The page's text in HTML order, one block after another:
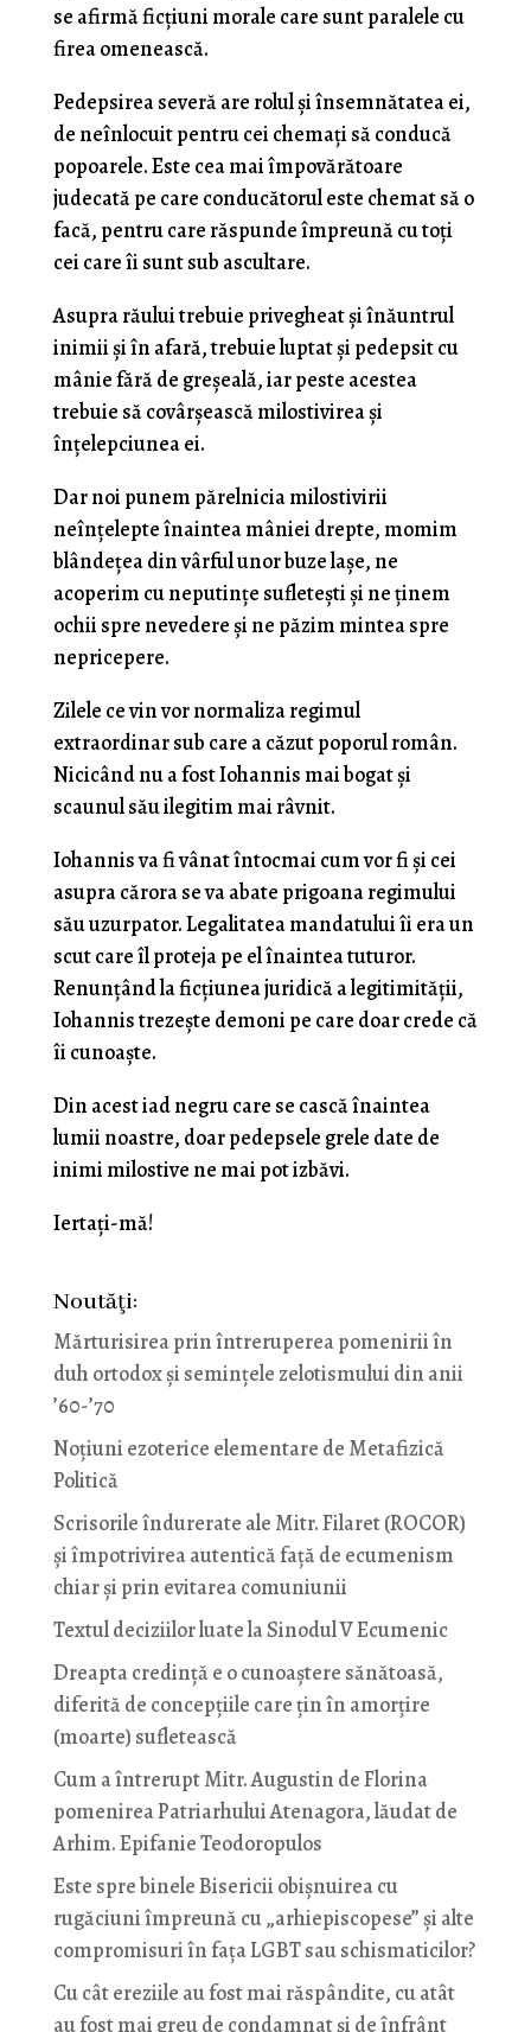
se afirmă ficțiuni morale care sunt paralele cu
firea omenească.
Pedepsirea severă are rolul și însemnătatea ei,
de neînlocuit pentru cei chemați să conducă
popoarele. Este cea mai împovărătoare
judecată pe care conducătorul este chemat să o
facă, pentru care răspunde împreună cu toți
cei care îi sunt sub ascultare.
Asupra răului trebuie privegheat și înăuntrul
inimii și în afară, trebuie luptat și pedepsit cu
mânie fără de greșeală, iar peste acestea
trebuie să covârșească milostivirea și
înțelepciunea ei.
Dar noi punem părelnicia milostivirii
neînțelepte înaintea mâniei drepte, momim
blândețea din vârful unor buze lașe, ne
acoperim cu neputințe sufletești și ne ținem
ochii spre nevedere și ne păzim mintea spre
nepricepere.
Zilele ce vin vor normaliza regimul
extraordinar sub care a căzut poporul român.
Nicicând nu a fost Iohannis mai bogat și
scaunul său ilegitim mai râvnit.
Iohannis va fi vânat întocmai cum vor fi și cei
asupra cărora se va abate prigoana regimului
său uzurpator. Legalitatea mandatului îi era un
scut care îl proteja pe el înaintea tuturor.
Renunțând la ficțiunea juridică a legitimității,
Iohannis trezește demoni pe care doar crede că
îi cunoaște.
Din acest iad negru care se cască înaintea
lumii noastre, doar pedepsele grele date de
inimi milostive ne mai pot izbăvi.
Iertați-mă!
Noutăţi:
Mărturisirea prin întreruperea pomenirii în
duh ortodox și semințele zelotismului din anii
’60-’70
Noţiuni ezoterice elementare de Metafizică
Politică
Scrisorile îndurerate ale Mitr. Filaret (ROCOR)
și împotrivirea autentică față de ecumenism
chiar și prin evitarea comuniunii
Textul deciziilor luate la Sinodul V Ecumenic
Dreapta credință e o cunoaștere sănătoasă,
diferită de concepțiile care țin în amorțire
(moarte) sufletească
Cum a întrerupt Mitr. Augustin de Florina
pomenirea Patriarhului Atenagora, lăudat de
Arhim. Epifanie Teodoropulos
Este spre binele Bisericii obișnuirea cu
rugăciuni împreună cu „arhiepiscopese” și alte
compromisuri în fața LGBT sau schismaticilor?
Cu cât ereziile au fost mai răspândite, cu atât
au fost mai greu de condamnat și de înfrânt